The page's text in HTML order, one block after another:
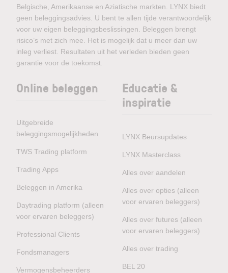
Belgische, Amerikaanse en Aziatische markten. LYNX biedt
geen beleggingsadvies. U bent te allen tijde verantwoordelijk
voor uw eigen beleggingsbeslissingen. Beleggen brengt
risico’s met zich mee. Het is mogelijk dat u meer dan uw
inleg verliest. Resultaten uit het verleden bieden geen
garantie voor de toekomst.
Online beleggen
Uitgebreide
beleggingsmogelijkheden
TWS Trading platform
Trading Apps
Beleggen in Amerika
Daytrading platform (alleen
voor ervaren beleggers)
Professional Clients
Fondsmanagers
Vermogensbeheerders
Educatie &
inspiratie
LYNX Beursupdates
LYNX Masterclass
Alles over aandelen
Alles over opties (alleen
voor ervaren beleggers)
Alles over futures (alleen
voor ervaren beleggers)
Alles over trading
BEL 20